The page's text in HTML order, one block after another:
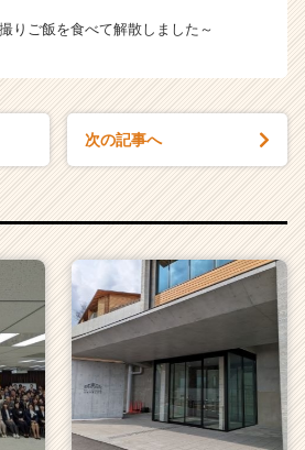
りご飯を食べて解散しました～
次の記事へ